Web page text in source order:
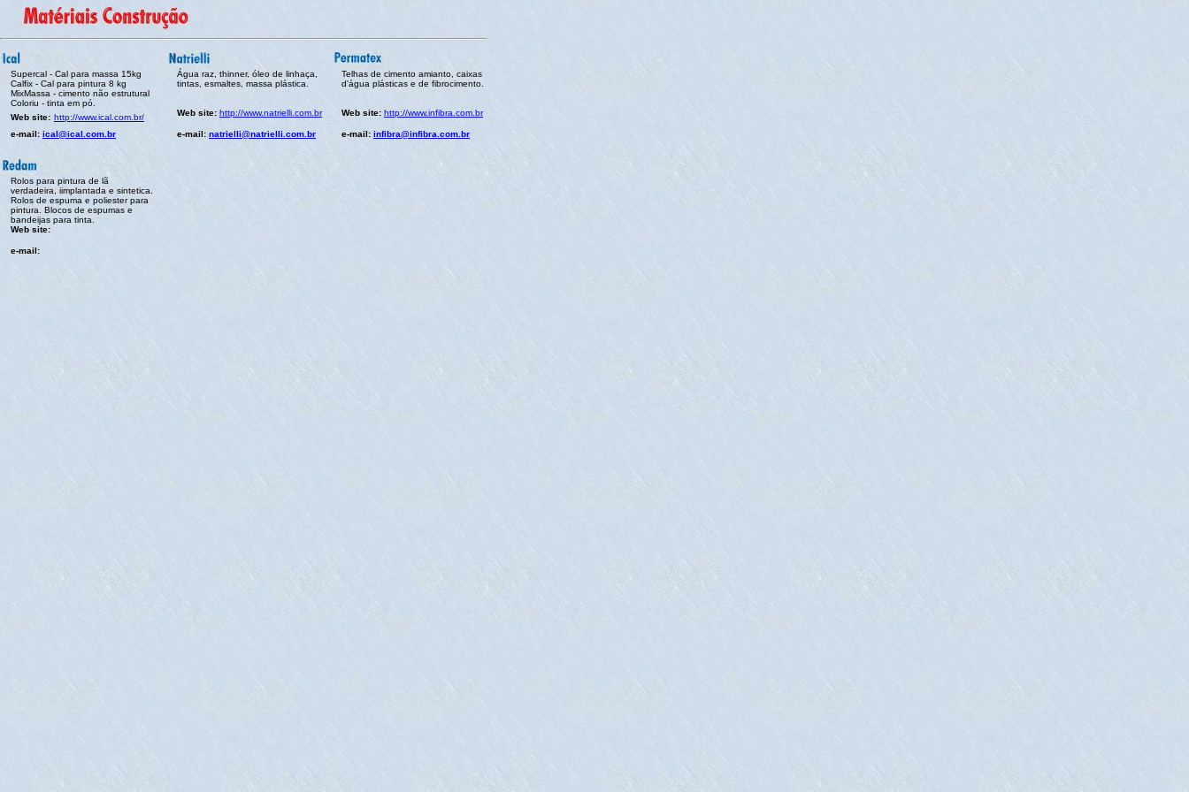
Supercal - Cal para massa 15kg
Calfix - Cal para pintura 8 kg
MixMassa - cimento não estrutural
Coloriu - tinta em pó.
Água raz, thinner, óleo de linhaça,
tintas, esmaltes, massa plástica.
Telhas de cimento amianto, caixas
d'água plásticas e de fibrocimento.
Web site: http://www.ical.com.br/ Web site: http://www.natrielli.com.br Web site: http://www.infibra.com.br
e-mail: ical@ical.com.br e-mail: natrielli@natrielli.com.br e-mail: infibra@infibra.com.br
Rolos para pintura de lã
verdadeira, iimplantada e sintetica.
Rolos de espuma e poliester para
pintura. Blocos de espumas e
bandeijas para tinta.
Web site:
e-mail: